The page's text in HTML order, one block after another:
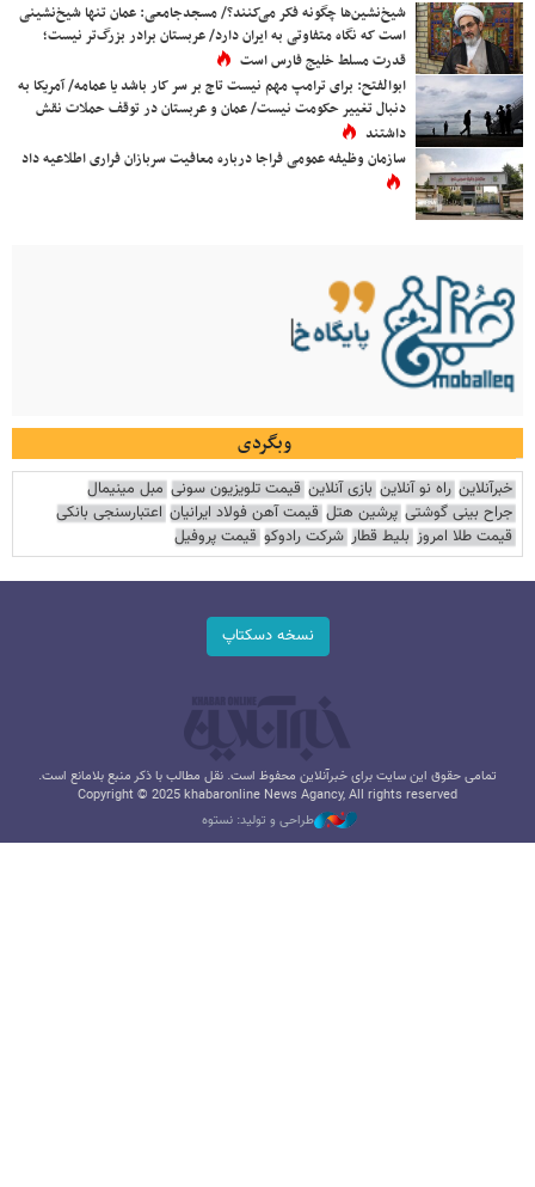
شیخ‌نشین‌ها چگونه فکر می‌کنند؟/ مسجدجامعی: عمان تنها شیخ‌نشینی
است که نگاه متفاوتی به ایران دارد/ عربستان برادر بزرگ‌تر نیست؛
قدرت مسلط خلیج فارس است
ابوالفتح: برای ترامپ مهم نیست تاج بر سر کار باشد یا عمامه/ آمریکا به
دنبال تغییر حکومت نیست/ عمان و عربستان در توقف حملات نقش
داشتند
سازمان وظیفه عمومی فراجا درباره معافیت سربازان فراری اطلاعیه داد
وبگردی
خبرآنلاین راه نو آنلاین بازی آنلاین قیمت تلویزیون سونی مبل مینیمال
جراح بینی گوشتی پرشین هتل قیمت آهن فولاد ایرانیان اعتبارسنجی بانکی
قیمت طلا امروز بلیط قطار شرکت رادوکو قیمت پروفیل
نسخه دسکتاپ
تمامی حقوق این سایت برای خبرآنلاین محفوظ است. نقل مطالب با ذکر منبع بلامانع است.
Copyright © 2025 khabaronline News Agancy, All rights reserved
طراحی و تولید: نستوه